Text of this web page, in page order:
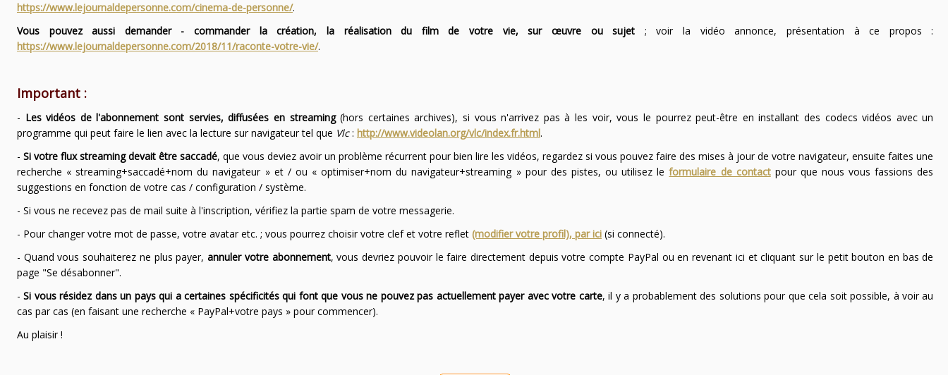
https://www.lejournaldepersonne.com/cinema-de-personne/.
Vous pouvez aussi demander - commander la création, la réalisation du film de votre vie, sur œuvre ou sujet ; voir la vidéo annonce, présentation à ce propos :
https://www.lejournaldepersonne.com/2018/11/raconte-votre-vie/.
Important :
- Les vidéos de l'abonnement sont servies, diffusées en streaming(hors certaines archives), si vous n'arrivez pas à les voir, vous le pourrez peut-être en installant des codecs vidéos avec un
programme qui peut faire le lien avec la lecture sur navigateur tel que Vlc: http://www.videolan.org/vlc/index.fr.html.
- Si votre flux streaming devait être saccadé, que vous deviez avoir un problème récurrent pour bien lire les vidéos, regardez si vous pouvez faire des mises à jour de votre navigateur, ensuite faites une
recherche « streaming+saccadé+nom du navigateur » et / ou « optimiser+nom du navigateur+streaming » pour des pistes, ou utilisez leformulaire de contactpour que nous vous fassions des
suggestions en fonction de votre cas / configuration / système.
- Si vous ne recevez pas de mail suite à l'inscription, vérifiez la partie spam de votre messagerie.
- Pour changer votre mot de passe, votre avatar etc. ; vous pourrez choisir votre clef et votre reflet (modifier votre profil), par ici(si connecté).
- Quand vous souhaiterez ne plus payer,annuler votre abonnement, vous devriez pouvoir le faire directement depuis votre compte PayPal ou en revenant ici et cliquant sur le petit bouton en bas de
page "Se désabonner".
-Si vous résidez dans un pays qui a certaines spécificités qui font que vous ne pouvez pas actuellement payer avec votre carte, il y a probablement des solutions pour que cela soit possible, à voir au
cas par cas (en faisant une recherche « PayPal+votre pays » pour commencer).
Au plaisir !